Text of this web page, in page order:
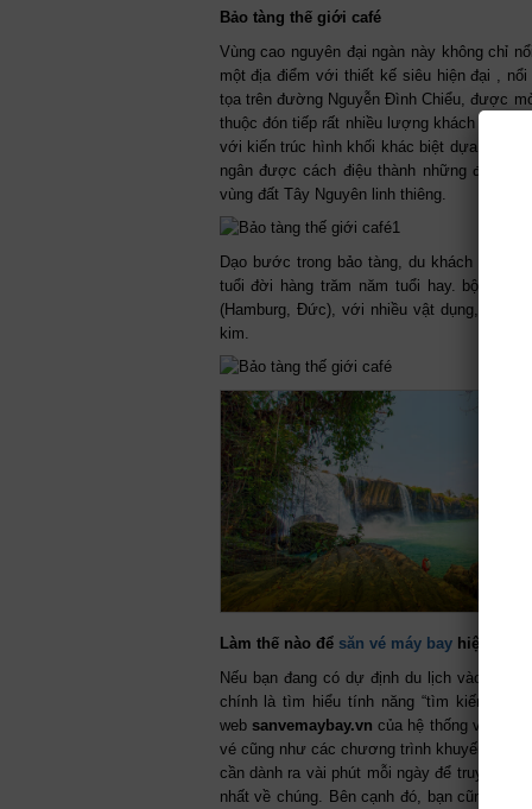
Bảo tàng thế giới café
Vùng cao nguyên đại ngàn này không chỉ
một địa điểm với thiết kế siêu hiện đại ,
tọa trên đường Nguyễn Đình Chiểu, được
thuộc đón tiếp rất nhiều lượng khách tham
với kiến trúc hình khối khác biệt dựa trên
ngân được cách điệu thành những đường
vùng đất Tây Nguyên linh thiêng.
Dạo bước trong bảo tàng, du khách có thể
tuổi đời hàng trăm năm tuổi hay. bộ sưu
(Hamburg, Đức), với nhiều vật dụng, công
kim.
Làm thế nào đểsăn vé máy bayhiệu quả?
Nếu bạn đang có dự định du lịch vào mùa
chính là tìm hiểu tính năng “tìm kiếm vé
web sanvemaybay.vn của hệ thống vé máy
vé cũng như các chương trình khuyến mãi
cần dành ra vài phút mỗi ngày để truy cập
nhất về chúng. Bên cạnh đó, bạn cũng có